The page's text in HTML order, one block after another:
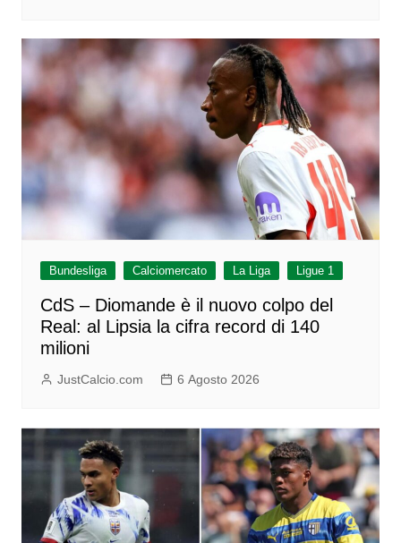
Bundesliga Calciomercato La Liga Ligue 1
CdS – Diomande è il nuovo colpo del
Real: al Lipsia la cifra record di 140
milioni
JustCalcio.com 6 Agosto 2026